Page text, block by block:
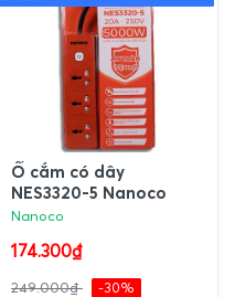
Ổ cắm có dây
NES3320-5 Nanoco
Nanoco
174.300₫
249.000₫ -30%